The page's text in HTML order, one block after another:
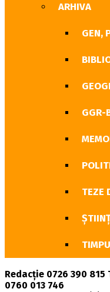
ARHIVA
GEN,
GGR-
TEZE
Redacție 0726 390
0760 013 746